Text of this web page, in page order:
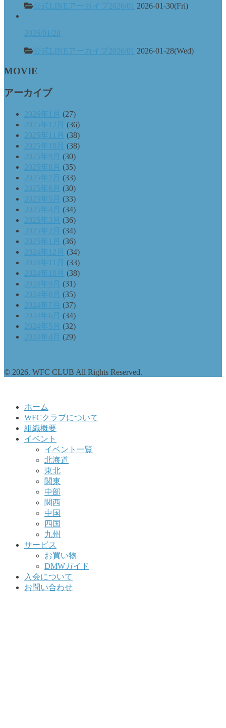
公式LINEアーカイブ2026/01 2026-01-30(Fri)
2026/01/28
公式LINEアーカイブ2026/01 2026-01-28(Wed)
MOVIE
アーカイブ
2026年1月 (27)
2025年12月 (36)
2025年11月 (38)
2025年10月 (38)
2025年9月 (30)
2025年8月 (35)
2025年7月 (33)
2025年6月 (30)
2025年5月 (33)
2025年4月 (34)
2025年3月 (36)
2025年2月 (34)
2025年1月 (36)
2024年12月 (34)
2024年11月 (33)
2024年10月 (38)
2024年9月 (31)
2024年8月 (35)
2024年7月 (37)
2024年6月 (34)
2024年5月 (32)
2024年4月 (29)
© 2026. WFC CLUB All Rights Reserved.
ホーム
WFCクラブについて
組織概要
イベント
イベント一覧
北海道
東北
関東
中部
関西
中国
四国
九州
サービス
お買い物
DMWガイド
入会について
お問い合わせ